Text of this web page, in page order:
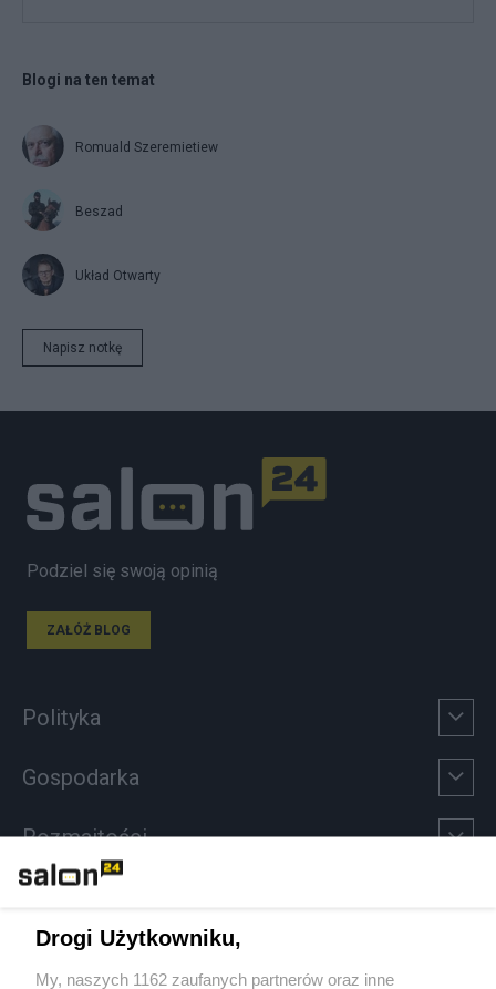
Blogi na ten temat
Romuald Szeremietiew
Beszad
Układ Otwarty
Napisz notkę
Podziel się swoją opinią
ZAŁÓŻ BLOG
Polityka
Gospodarka
Rozmaitości
Sport
Drogi Użytkowniku,
My, naszych 1162 zaufanych partnerów oraz inne